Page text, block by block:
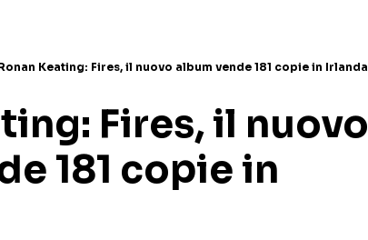
Keating: Fires, il nuovo album vende 181 copie in Irlanda
Fires, il nuovo
181 copie in